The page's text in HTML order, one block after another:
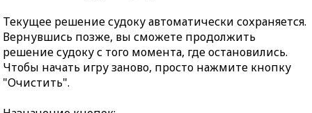
Текущее решение судоку автоматически сохраняется.
Вернувшись позже, вы сможете продолжить
решение судоку с того момента, где остановились.
Чтобы начать игру заново, просто нажмите кнопку
"Очистить".